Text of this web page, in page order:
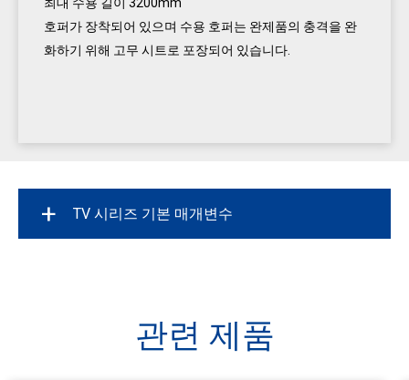
최대 수용 길이 3200mm
호퍼가 장착되어 있으며 수용 호퍼는 완제품의 충격을 완
화하기 위해 고무 시트로 포장되어 있습니다.
+ TV 시리즈 기본 매개변수
원형 튜브 크기 범위
관련 제품